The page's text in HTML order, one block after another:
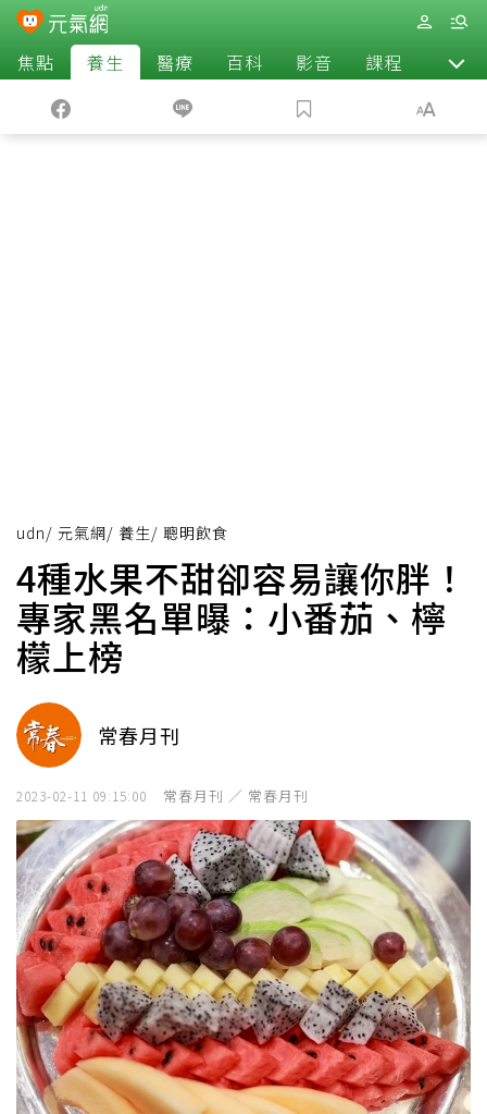
焦點 養生 醫療 百科 影音 課程 退休
udn/ 元氣網/ 養生/ 聰明飲食
4種水果不甜卻容易讓你胖！
專家黑名單曝：小番茄、檸
檬上榜
常春月刊
2023-02-11 09:15:00 常春月刊 ／ 常春月刊